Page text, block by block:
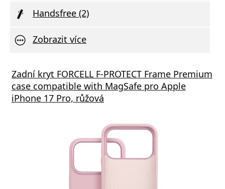
Handsfree (2)
Zobrazit více
Zadní kryt FORCELL F-PROTECT Frame Premium
case compatible with MagSafe pro Apple
iPhone 17 Pro, růžová
nabíječka FIXED s 2xUSB výstupem, 17W
Rapid Charge, bílá
kabel Baseus Cafule Series Metal Type-
C 100W 1m, černá